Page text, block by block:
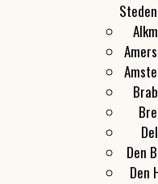
Steden
Den
Den